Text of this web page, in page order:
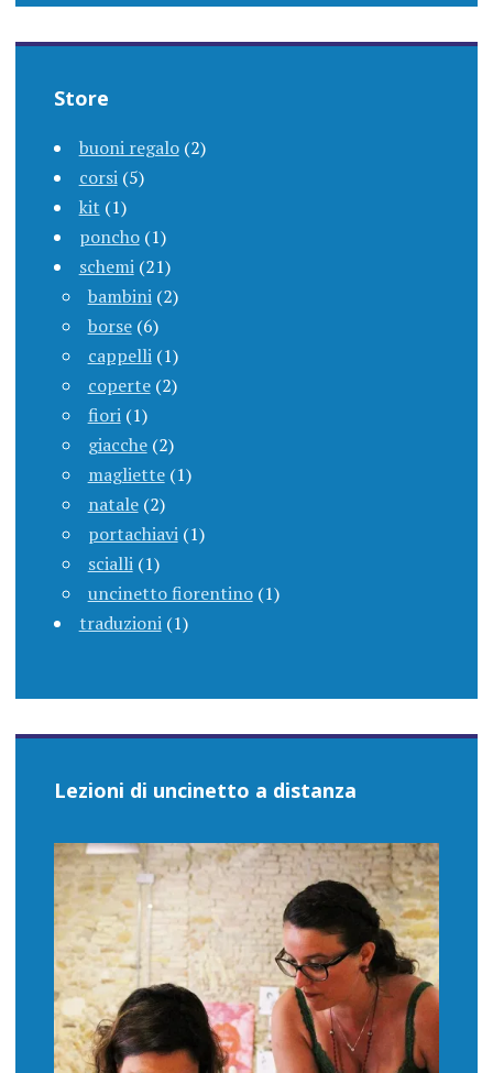
Store
buoni regalo (2)
corsi (5)
kit (1)
poncho (1)
schemi (21)
bambini (2)
borse (6)
cappelli (1)
coperte (2)
fiori (1)
giacche (2)
magliette (1)
natale (2)
portachiavi (1)
scialli (1)
uncinetto fiorentino (1)
traduzioni (1)
Lezioni di uncinetto a distanza